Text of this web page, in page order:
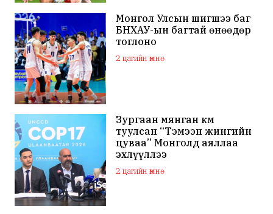
Монгол Улсын шигшээ баг
БНХАУ-ын багтай өнөөдөр
тоглоно
2 цагийн өмнө
Зургаан мянган км
туулсан “Тэмээн жингийн
цуваа” Монголд аяллаа
эхлүүллээ
2 цагийн өмнө